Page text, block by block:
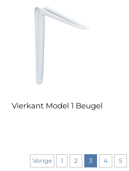
Vierkant Model 1 Beugel
Vorige 1 2 3 4 5